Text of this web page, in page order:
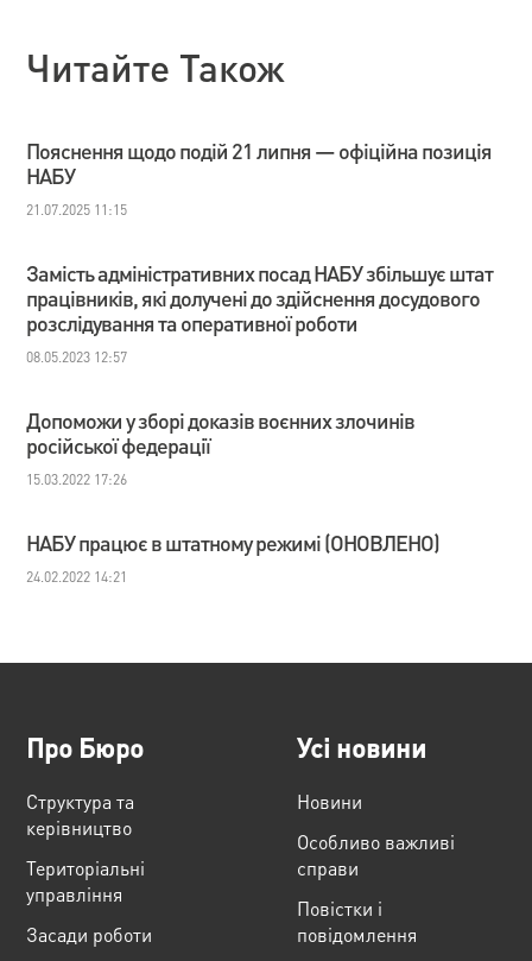
Читайте Також
Пояснення щодо подій 21 липня — офіційна позиція
НАБУ
21.07.2025 11:15
Замість адміністративних посад НАБУ збільшує штат
працівників, які долучені до здійснення досудового
розслідування та оперативної роботи
08.05.2023 12:57
Допоможи у зборі доказів воєнних злочинів
російської федерації
15.03.2022 17:26
НАБУ працює в штатному режимі (ОНОВЛЕНО)
24.02.2022 14:21
Про Бюро
Структура та
керівництво
Територіальні
управління
Засади роботи
Усі новини
Новини
Особливо важливі
справи
Повістки і
повідомлення